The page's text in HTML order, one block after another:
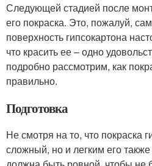
Следующей стадией после
его покраска. Это, пожалуй,
поверхность гипсокартона
что красить ее – одно
подробно рассмотрим, как
правильно.
Подготовка
Не смотря на то, что покраска
сложный, но и легким его